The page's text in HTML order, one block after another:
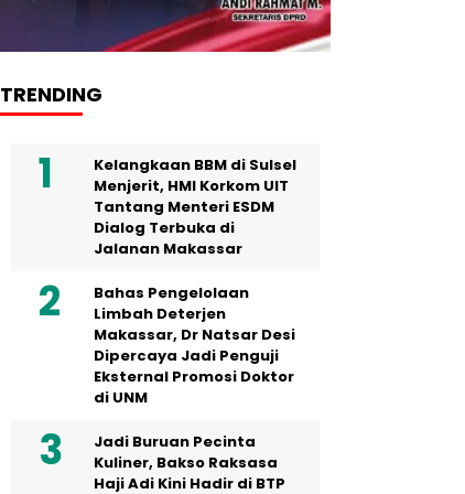
TRENDING
Kelangkaan BBM di Sulsel
Menjerit, HMI Korkom UIT
Tantang Menteri ESDM
Dialog Terbuka di
Jalanan Makassar
Bahas Pengelolaan
Limbah Deterjen
Makassar, Dr Natsar Desi
Dipercaya Jadi Penguji
Eksternal Promosi Doktor
di UNM
Jadi Buruan Pecinta
Kuliner, Bakso Raksasa
Haji Adi Kini Hadir di BTP